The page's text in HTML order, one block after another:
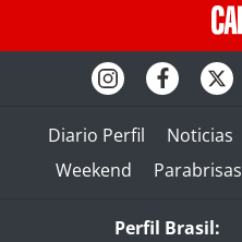
Diario Perfil Noticias
Weekend
Parabrisas
Perfil Brasil: